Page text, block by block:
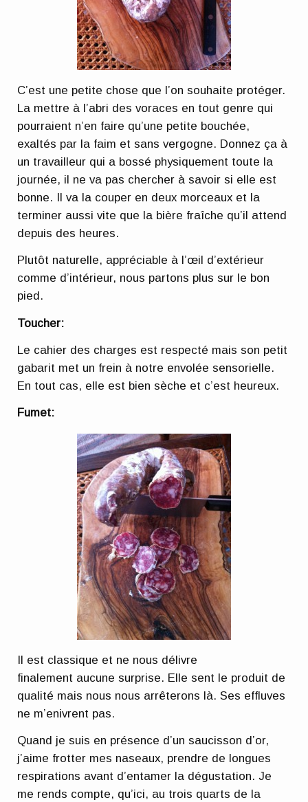
C’est une petite chose que l’on souhaite protéger.
La mettre à l’abri des voraces en tout genre qui
pourraient n’en faire qu’une petite bouchée,
exaltés par la faim et sans vergogne. Donnez ça à
un travailleur qui a bossé physiquement toute la
journée, il ne va pas chercher à savoir si elle est
bonne. Il va la couper en deux morceaux et la
terminer aussi vite que la bière fraîche qu’il attend
depuis des heures.
Plutôt naturelle, appréciable à l’œil d’extérieur
comme d’intérieur, nous partons plus sur le bon
pied.
Toucher:
Le cahier des charges est respecté mais son petit
gabarit met un frein à notre envolée sensorielle.
En tout cas, elle est bien sèche et c’est heureux.
Fumet:
Il est classique et ne nous délivre
finalement aucune surprise. Elle sent le produit de
qualité mais nous nous arrêterons là. Ses effluves
ne m’enivrent pas.
Quand je suis en présence d’un saucisson d’or,
j’aime frotter mes naseaux, prendre de longues
respirations avant d’entamer la dégustation. Je
me rends compte, qu’ici, au trois quarts de la